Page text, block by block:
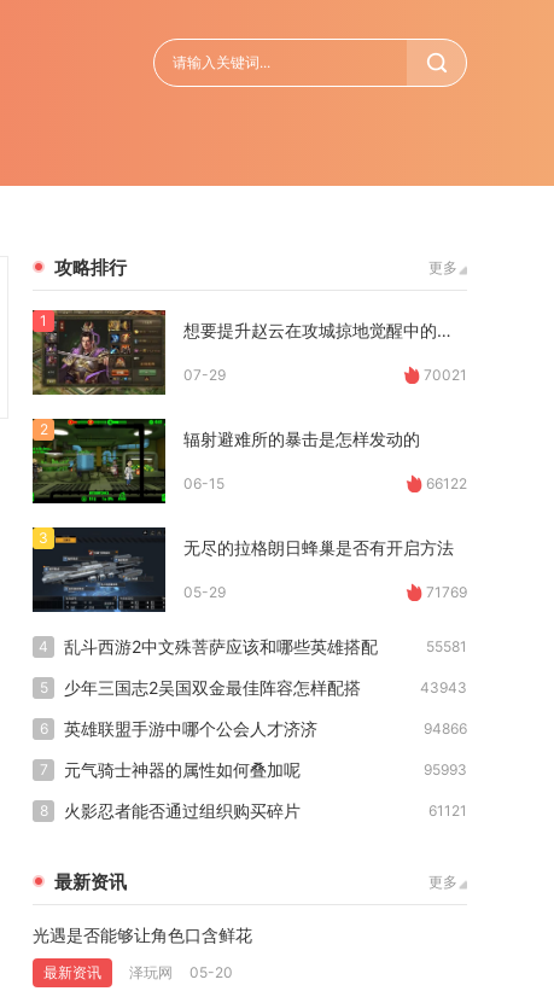
攻略排行 更多
1 想要提升赵云在攻城掠地觉醒中的效果应该怎么做
07-29 70021
2 辐射避难所的暴击是怎样发动的
06-15 66122
3 无尽的拉格朗日蜂巢是否有开启方法
05-29 71769
4 乱斗西游2中文殊菩萨应该和哪些英雄搭配 55581
5 少年三国志2吴国双金最佳阵容怎样配搭 43943
6 英雄联盟手游中哪个公会人才济济 94866
7 元气骑士神器的属性如何叠加呢 95993
8 火影忍者能否通过组织购买碎片 61121
最新资讯 更多
光遇是否能够让角色口含鲜花
最新资讯 泽玩网
05-20